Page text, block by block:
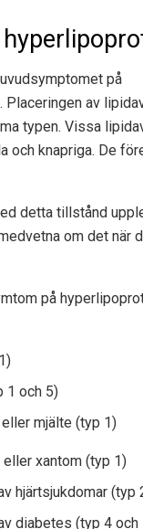
på
Placeringen av
typen. Vissa
och knapriga. De
detta tillstånd
om det när
på
1 och 5)
mjälte (typ 1)
eller xantom (typ 1)
hjärtsjukdomar (typ
diabetes (typ 4 och